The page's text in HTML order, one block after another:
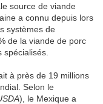
source de viande
a connu depuis lors
systèmes de
% de la viande de porc
à près de 19 millions
Selon le
), le Mexique a